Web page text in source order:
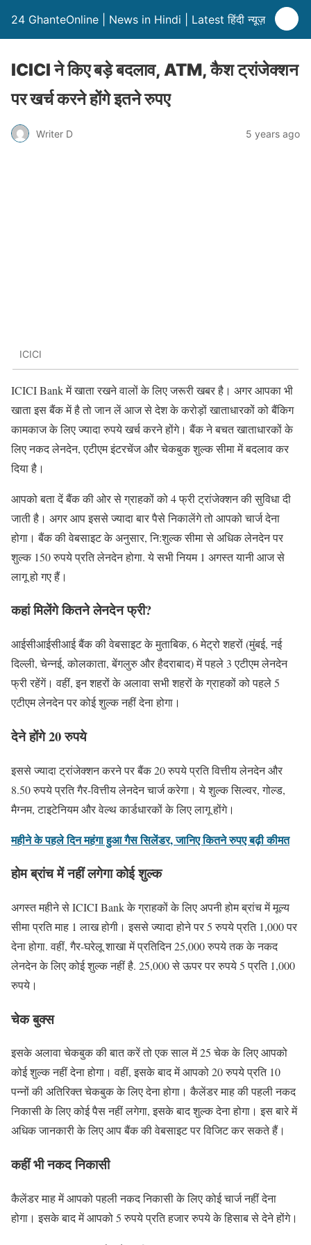
24 GhanteOnline | News in Hindi | Latest हिंदी न्यूज़
ICICI ने किए बड़े बदलाव, ATM, कैश ट्रांजेक्शन
पर खर्च करने होंगे इतने रुपए
Writer D 5 years ago
ICICI
ICICI Bank में खाता रखने वालों के लिए जरूरी खबर है। अगर आपका भी
खाता इस बैंक में है तो जान लें आज से देश के करोड़ों खाताधारकों को बैंकिग
कामकाज के लिए ज्यादा रुपये खर्च करने होंगे। बैंक ने बचत खाताधारकों के
लिए नकद लेनदेन, एटीएम इंटरचेंज और चेकबुक शुल्क सीमा में बदलाव कर
दिया है।
आपको बता दें बैंक की ओर से ग्राहकों को 4 फ्री ट्रांजेक्शन की सुविधा दी
जाती है। अगर आप इससे ज्यादा बार पैसे निकालेंगे तो आपको चार्ज देना
होगा। बैंक की वेबसाइट के अनुसार, नि:शुल्क सीमा से अधिक लेनदेन पर
शुल्क 150 रुपये प्रति लेनदेन होगा. ये सभी नियम 1 अगस्त यानी आज से
लागू हो गए हैं।
कहां मिलेंगे कितने लेनदेन फ्री?
आईसीआईसीआई बैंक की वेबसाइट के मुताबिक, 6 मेट्रो शहरों (मुंबई, नई
दिल्ली, चेन्नई, कोलकाता, बेंगलुरु और हैदराबाद) में पहले 3 एटीएम लेनदेन
फ्री रहेंगें। वहीं, इन शहरों के अलावा सभी शहरों के ग्राहकों को पहले 5
एटीएम लेनदेन पर कोई शुल्क नहीं देना होगा।
देने होंगे 20 रुपये
इससे ज्यादा ट्रांजेक्शन करने पर बैंक 20 रुपये प्रति वित्तीय लेनदेन और
8.50 रुपये प्रति गैर-वित्तीय लेनदेन चार्ज करेगा। ये शुल्क सिल्वर, गोल्ड,
मैग्नम, टाइटेनियम और वेल्थ कार्डधारकों के लिए लागू होंगे।
महीने के पहले दिन महंगा हुआ गैस सिलेंडर, जानिए कितने रुपए बढ़ी कीमत
होम ब्रांच में नहीं लगेगा कोई शुल्क
अगस्त महीने से ICICI Bank के ग्राहकों के लिए अपनी होम ब्रांच में मूल्य
सीमा प्रति माह 1 लाख होगी। इससे ज्यादा होने पर 5 रुपये प्रति 1,000 पर
देना होगा. वहीं, गैर-घरेलू शाखा में प्रतिदिन 25,000 रुपये तक के नकद
लेनदेन के लिए कोई शुल्क नहीं है. 25,000 से ऊपर पर रुपये 5 प्रति 1,000
रुपये।
चेक बुक्स
इसके अलावा चेकबुक की बात करें तो एक साल में 25 चेक के लिए आपको
कोई शुल्क नहीं देना होगा। वहीं, इसके बाद में आपको 20 रुपये प्रति 10
पन्नों की अतिरिक्त चेकबुक के लिए देना होगा। कैलेंडर माह की पहली नकद
निकासी के लिए कोई पैस नहीं लगेगा, इसके बाद शुल्क देना होगा। इस बारे में
अधिक जानकारी के लिए आप बैंक की वेबसाइट पर विजिट कर सकते हैं।
कहीं भी नकद निकासी
कैलेंडर माह में आपको पहली नकद निकासी के लिए कोई चार्ज नहीं देना
होगा। इसके बाद में आपको 5 रुपये प्रति हजार रुपये के हिसाब से देने होंगे।